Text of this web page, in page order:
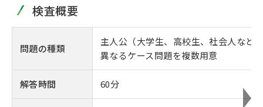
検査概要
問題の種類
主人公（大学生、高校生、社会人など
異なるケース問題を複数用意
解答時間 60分